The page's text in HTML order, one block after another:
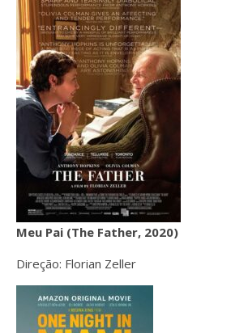
Meu Pai (The Father, 2020)
Direção: Florian Zeller